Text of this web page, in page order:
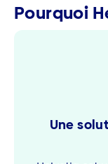
Pourquoi
Une